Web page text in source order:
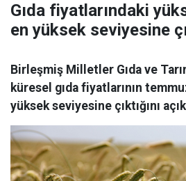
Gıda fiyatlarındaki
en yüksek seviyesine
Birleşmiş Milletler Gıda ve
küresel gıda fiyatlarının
yüksek seviyesine çıktığını